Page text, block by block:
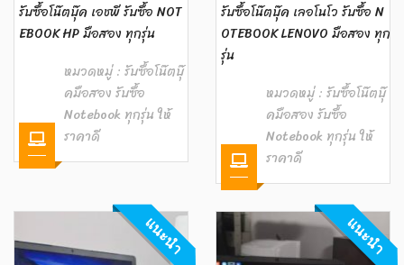
รับซื้อโน๊ตบุ๊ค เอชพี รับซื้อ NOT
EBOOK HP มือสอง ทุกรุ่น
หมวดหมู่ : รับซื้อโน๊ตบุ๊
คมือสอง รับซื้อ
Notebook ทุกรุ่น ให้
ราคาดี
รับซื้อโน๊ตบุ๊ค เลอโนโว รับซื้อ N
OTEBOOK LENOVO มือสอง ทุก
รุ่น
หมวดหมู่ : รับซื้อโน๊ตบุ๊
คมือสอง รับซื้อ
Notebook ทุกรุ่น ให้
ราคาดี
แนะนำ แนะนำ